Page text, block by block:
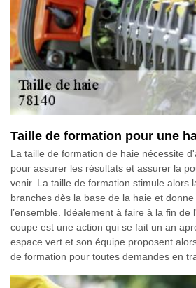
Taille de formation pour une
La taille de formation de haie nécessite
pour assurer les résultats et assurer la
venir. La taille de formation stimule alors
branches dès la base de la haie et
l’ensemble. Idéalement à faire à la fin de
coupe est une action qui se fait un an
espace vert et son équipe proposent
de formation pour toutes demandes en